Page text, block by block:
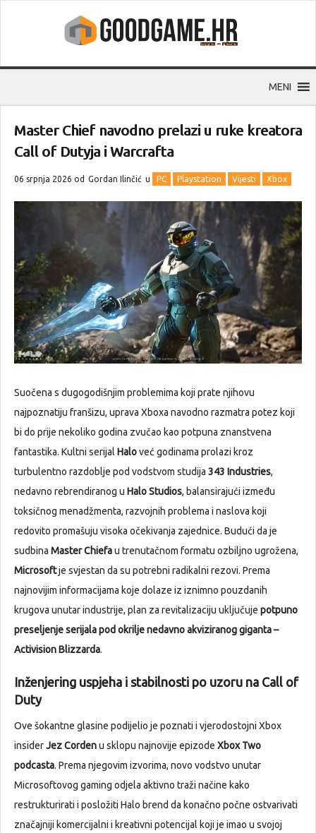
MENI
Master Chief navodno prelazi u ruke kreatora
Call of Dutyja i Warcrafta
06 srpnja 2026 od Gordan Ilinčić u PC Playstation Vijesti Xbox
Suočena s dugogodišnjim problemima koji prate njihovu
najpoznatiju franšizu, uprava Xboxa navodno razmatra potez koji
bi do prije nekoliko godina zvučao kao potpuna znanstvena
fantastika. Kultni serijal Haloveć godinama prolazi kroz
turbulentno razdoblje pod vodstvom studija 343 Industries,
nedavno rebrendiranog u Halo Studios, balansirajući između
toksičnog menadžmenta, razvojnih problema i naslova koji
redovito promašuju visoka očekivanja zajednice. Budući da je
sudbina Master Chiefau trenutačnom formatu ozbiljno ugrožena,
Microsoftje svjestan da su potrebni radikalni rezovi. Prema
najnovijim informacijama koje dolaze iz iznimno pouzdanih
krugova unutar industrije, plan za revitalizaciju uključuje potpuno
preseljenje serijala pod okrilje nedavno akviziranog giganta –
Activision Blizzarda.
Inženjering uspjeha i stabilnosti po uzoru na Call of
Duty
Ove šokantne glasine podijelio je poznati i vjerodostojni Xbox
insiderJez Cordenu sklopu najnovije epizode Xbox Two
podcasta. Prema njegovim izvorima, novo vodstvo unutar
Microsoftovog gaming odjela aktivno traži načine kako
restrukturirati i posložiti Halo brend da konačno počne ostvarivati
značajniji komercijalni i kreativni potencijal koji je imao u svojoj